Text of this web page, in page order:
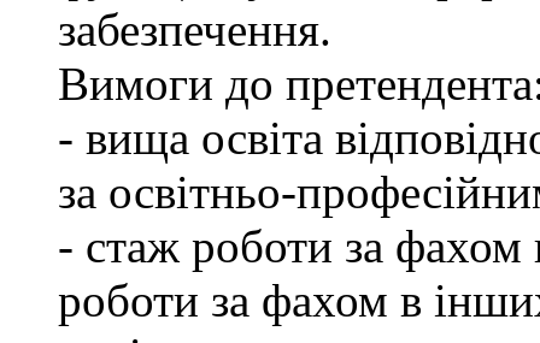
забезпечення.
Вимоги до
- вища освіта
за освітньо-
- стаж роботи за
роботи за фахом в